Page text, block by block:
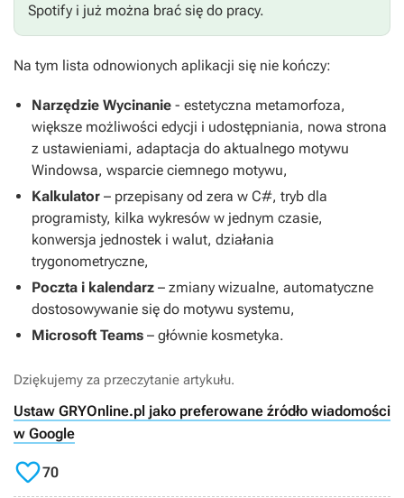
Spotify i już można brać się do pracy.
Na tym lista odnowionych aplikacji się nie kończy:
Narzędzie Wycinanie - estetyczna metamorfoza,
większe możliwości edycji i udostępniania, nowa strona
z ustawieniami, adaptacja do aktualnego motywu
Windowsa, wsparcie ciemnego motywu,
Kalkulator – przepisany od zera w C#, tryb dla
programisty, kilka wykresów w jednym czasie,
konwersja jednostek i walut, działania
trygonometryczne,
Poczta i kalendarz – zmiany wizualne, automatyczne
dostosowywanie się do motywu systemu,
Microsoft Teams – głównie kosmetyka.
Dziękujemy za przeczytanie artykułu.
Ustaw GRYOnline.pl jako preferowane źródło wiadomości
w Google
70